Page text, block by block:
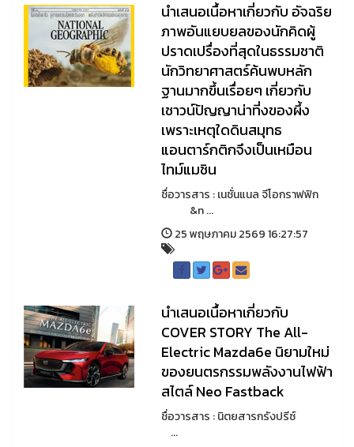
นำเสนอเนื้อหาเกี่ยวกับ อัจฉริย
ภาพอันแยบยลของนักคิดผู้
ปราดเปรื่องที่สุดในธรรมชาติ
นักวิทยาศาสตร์ค้นพบหลัก
ฐานมากขึ้นเรื่อยๆ เกี่ยวกับ
เชาวน์ปัญญาน่าที่งของผึ้ง
เพราะเหตุใดดินสมุทธ
แอนตาร์กติกจึงเป็นเหมือน
ไทม์แมชิน
ชื่อวารสาร : เนชั่นแนล จีโอกราฟฟิก
&n ...
25 พฤษภาคม 2569 16:27:57
นำเสนอเนื้อหาเกี่ยวกับ
COVER STORY The All-
Electric Mazda6e นิยามใหม่
ของยนตรกรรมพลังงานไฟฟ้า
สไตล์ Neo Fastback
ชื่อวารสาร : นิตยสารกรังปรีซ์
...